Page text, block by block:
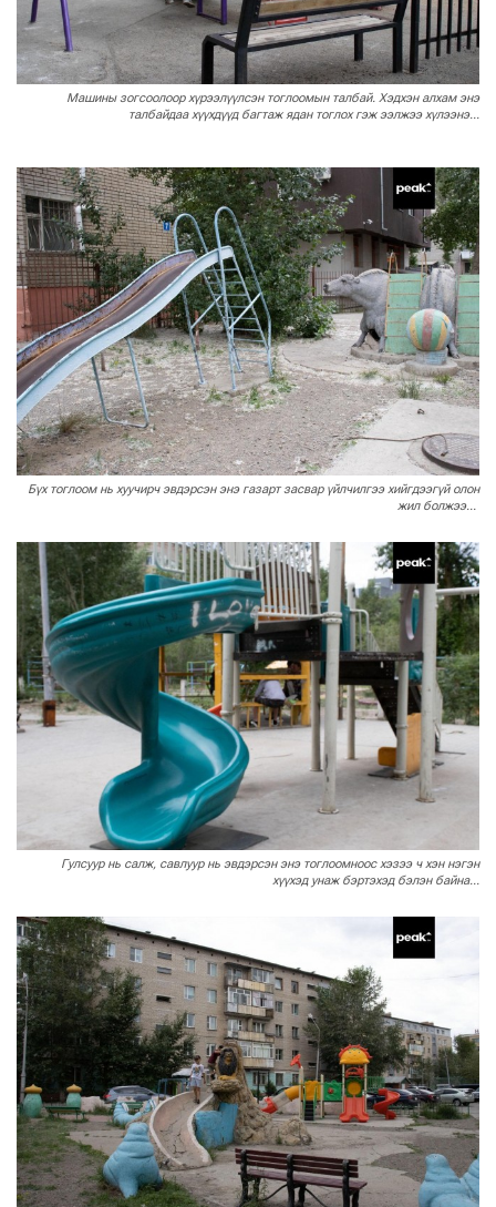
Машины зогсоолоор хүрээлүүлсэн тоглоомын талбай. Хэдхэн алхам энэ
талбайдаа хүүхдүүд багтаж ядан тоглох гэж ээлжээ хүлээнэ...
Бүх тоглоом нь хуучирч эвдэрсэн энэ газарт засвар үйлчилгээ хийгдээгүй олон
жил болжээ...
Гулсуур нь салж, савлуур нь эвдэрсэн энэ тоглоомноос хэзээ ч хэн нэгэн
хүүхэд унаж бэртэхэд бэлэн байна...